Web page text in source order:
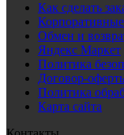
Как сделать
Обмен и
Яндекс Маркет
Политика
Договор-
Политика
Карта сайта